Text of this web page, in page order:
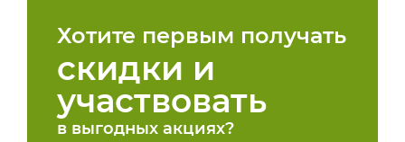
Хотите первым получать
скидки и
участвовать
в выгодных акциях?